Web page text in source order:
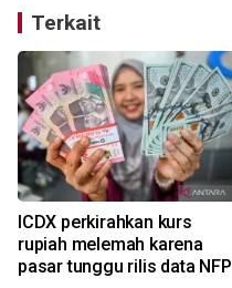
Terkait
ICDX perkirahkan kurs
rupiah melemah karena
pasar tunggu rilis data NFP